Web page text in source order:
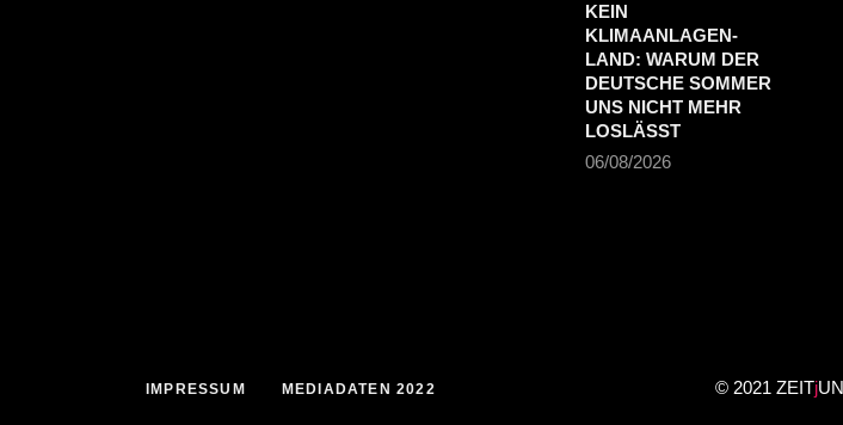
KEIN
KLIMAANLAGEN-
LAND: WARUM DER
DEUTSCHE SOMMER
UNS NICHT MEHR
LOSLÄSST
06/08/2026
IMPRESSUM MEDIADATEN 2022 © 2021 ZEITj